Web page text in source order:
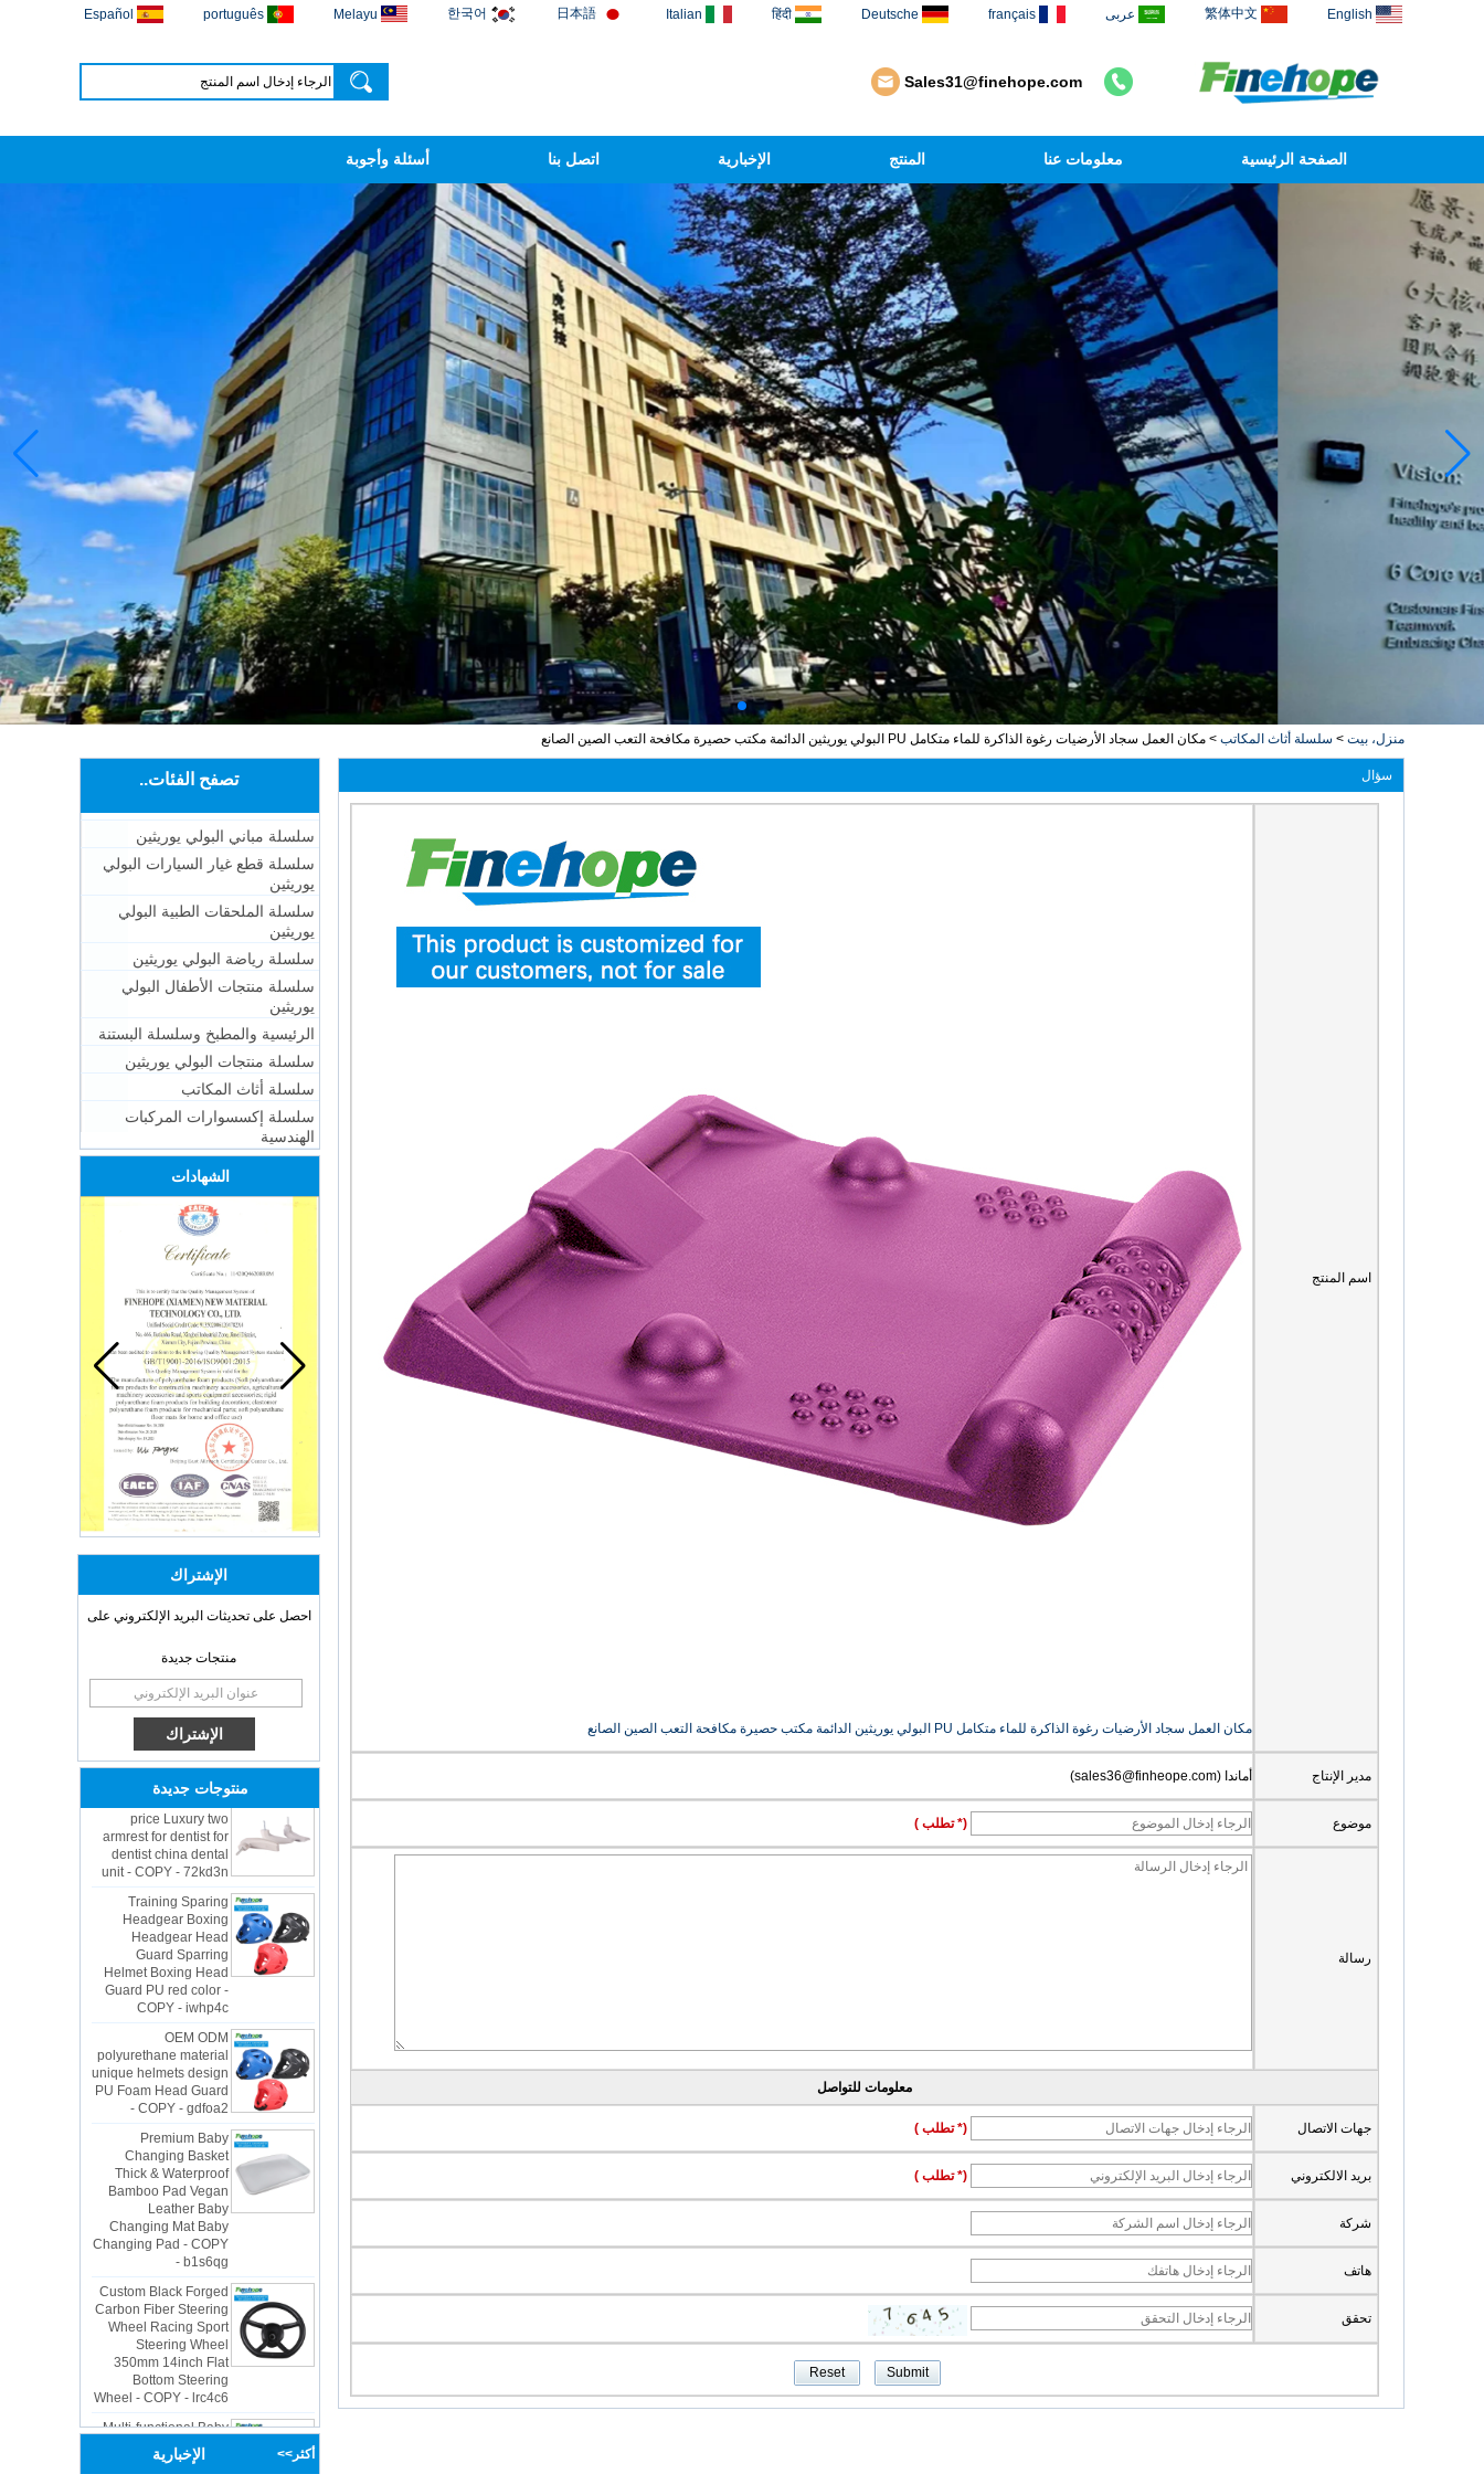
English
繁体中文 عربى français
Deutsche
हिंदी
Italian
日本語
한국어
Melayu
português
Español
Sales31@finehope.com
الصفحة الرئيسية معلومات عنا المنتج الإخبارية اتصل بنا أسئلة وأجوبة
منزل، بيت > سلسلة أثاث المكاتب > مكان العمل سجاد الأرضيات رغوة الذاكرة للماء متكامل PU البولي يوريثين الدائمة مكتب حصيرة مكافحة التعب الصين الصانع
تصفح الفئات..
سلسلة مباني البولي يوريثين
سلسلة قطع غيار السيارات البولي
يوريثين
سلسلة الملحقات الطبية البولي
يوريثين
سلسلة رياضة البولي يوريثين
سلسلة منتجات الأطفال البولي
يوريثين
الرئيسية والمطبخ وسلسلة البستنة
سلسلة منتجات البولي يوريثين
سلسلة أثاث المكاتب
سلسلة إكسسوارات المركبات
الهندسية
الشهادات
الإشتراك
احصل على تحديثات البريد الإلكتروني على
منتجات جديدة
منتوجات جديدة
polyurethane material
unique helmets 2025
design PU Foam Head
Guard - COPY - sbtssd
price Luxury two
armrest for dentist for
dentist china dental
unit - COPY - 72kd3n
Training Sparing
Headgear Boxing
Headgear Head
Guard Sparring
Helmet Boxing Head
Guard PU red color -
COPY - iwhp4c
OEM ODM
polyurethane material
unique helmets design
PU Foam Head Guard
- COPY - gdfoa2
Premium Baby
Changing Basket
Thick & Waterproof
Bamboo Pad Vegan
Leather Baby
Changing Mat Baby
Changing Pad - COPY
- b1s6qg
Custom Black Forged
Carbon Fiber Steering
Wheel Racing Sport
Steering Wheel
350mm 14inch Flat
Bottom Steering
Wheel - COPY - lrc4c6
Multi-functional Baby
Seat Self Skin Foamed
Portable The Baby
Floor Seat - COPY -
الإخبارية أكثر>>
سؤال
اسم المنتج
مكان العمل سجاد الأرضيات رغوة الذاكرة للماء متكامل PU البولي يوريثين الدائمة مكتب حصيرة مكافحة التعب الصين الصانع
مدير الإنتاج أماندا (sales36@finheope.com)
موضوع (* تطلب )
رسالة
معلومات للتواصل
جهات الاتصال (* تطلب )
بريد الالكتروني (* تطلب )
شركة
هاتف
تحقق